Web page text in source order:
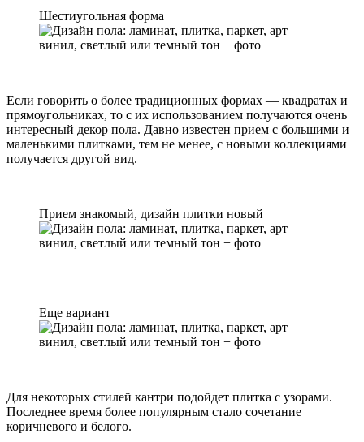
Шестиугольная форма
Если говорить о более традиционных формах — квадратах и
прямоугольниках, то с их использованием получаются очень
интересный декор пола. Давно известен прием с большими и
маленькими плитками, тем не менее, с новыми коллекциями
получается другой вид.
Прием знакомый, дизайн плитки новый
Еще вариант
Для некоторых стилей кантри подойдет плитка с узорами.
Последнее время более популярным стало сочетание
коричневого и белого.